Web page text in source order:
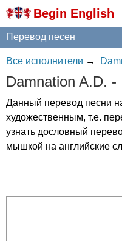
Begin English
Перевод песен
Все исполнители →
Damnation A.D. -
Данный перевод песни
художественным, т.е.
узнать дословный
мышкой на английские